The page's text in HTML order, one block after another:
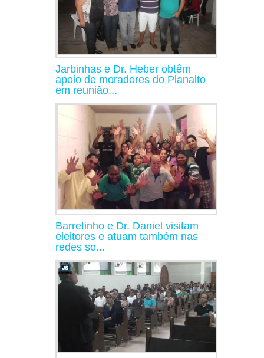
Jarbinhas e Dr. Heber obtêm
apoio de moradores do Planalto
em reunião...
Barretinho e Dr. Daniel visitam
eleitores e atuam também nas
redes so...